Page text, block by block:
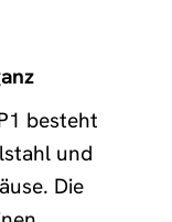
besteht
und
Die